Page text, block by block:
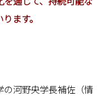
ます。
の河野央学長補佐（情